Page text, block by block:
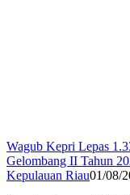
Wagub Kepri Lepas
Gelombang II Tahun
Kepulauan Riau01/08/